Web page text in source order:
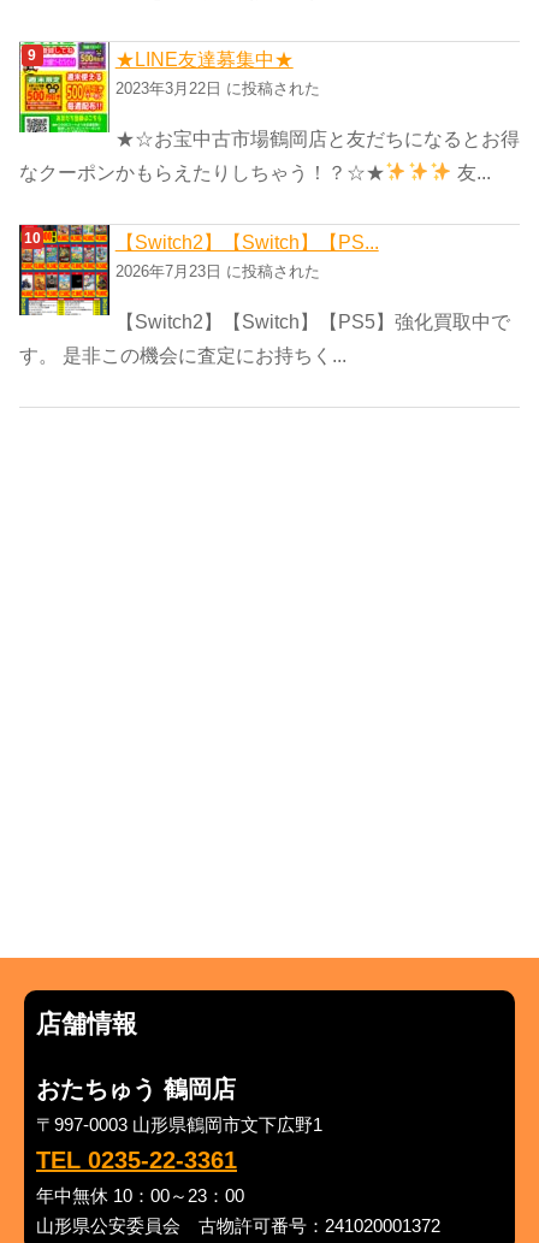
★LINE友達募集中★
2023年3月22日 に投稿された
★☆お宝中古市場鶴岡店と友だちになるとお得
なクーポンかもらえたりしちゃう！？☆★
友...
【Switch2】【Switch】【PS...
2026年7月23日 に投稿された
【Switch2】【Switch】【PS5】強化買取中で
す。 是非この機会に査定にお持ちく...
店舗情報
おたちゅう 鶴岡店
〒997-0003 山形県鶴岡市文下広野1
TEL 0235-22-3361
年中無休 10：00～23：00
山形県公安委員会 古物許可番号：241020001372